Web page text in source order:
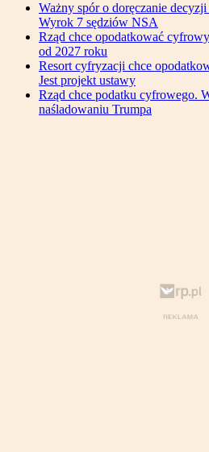
Ważny spór o doręczanie
Wyrok 7 sędziów NSA
Rząd chce opodatkować
od 2027 roku
Resort cyfryzacji chce
Jest projekt ustawy
Rząd chce podatku cyfrowego.
naśladowaniu Trumpa